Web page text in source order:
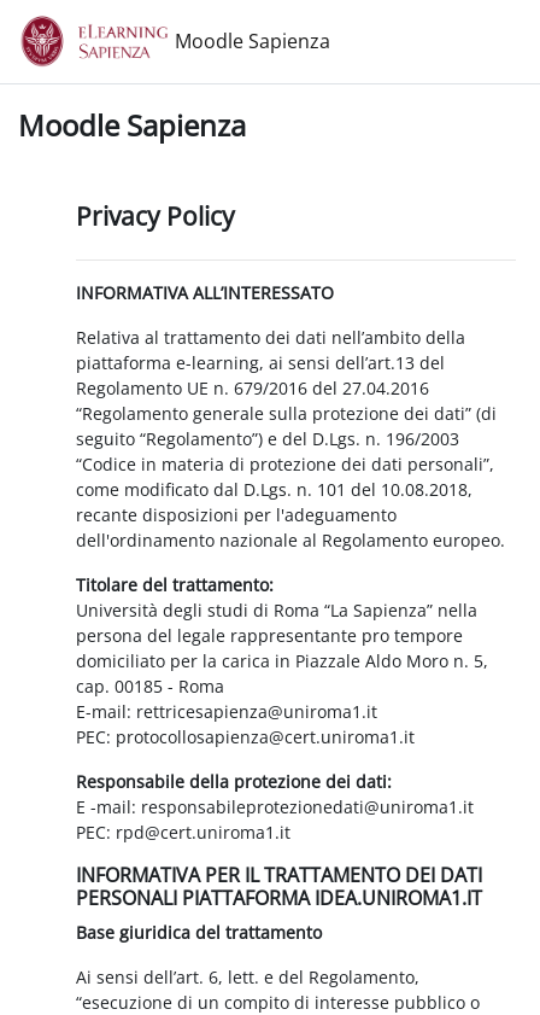
Vai al contenuto principale
Moodle Sapienza
Moodle Sapienza
Privacy Policy
INFORMATIVA ALL’INTERESSATO
Relativa al trattamento dei dati nell’ambito della
piattaforma e-learning, ai sensi dell’art.13 del
Regolamento UE n. 679/2016 del 27.04.2016
“Regolamento generale sulla protezione dei dati” (di
seguito “Regolamento”) e del D.Lgs. n. 196/2003
“Codice in materia di protezione dei dati personali”,
come modificato dal D.Lgs. n. 101 del 10.08.2018,
recante disposizioni per l'adeguamento
dell'ordinamento nazionale al Regolamento europeo.
Titolare del trattamento:
Università degli studi di Roma “La Sapienza” nella
persona del legale rappresentante pro tempore
domiciliato per la carica in Piazzale Aldo Moro n. 5,
cap. 00185 - Roma
E-mail: rettricesapienza@uniroma1.it
PEC: protocollosapienza@cert.uniroma1.it
Responsabile della protezione dei dati:
E -mail: responsabileprotezionedati@uniroma1.it
PEC: rpd@cert.uniroma1.it
INFORMATIVA PER IL TRATTAMENTO DEI DATI
PERSONALI PIATTAFORMA IDEA.UNIROMA1.IT
Base giuridica del trattamento
Ai sensi dell’art. 6, lett. e del Regolamento,
“esecuzione di un compito di interesse pubblico o